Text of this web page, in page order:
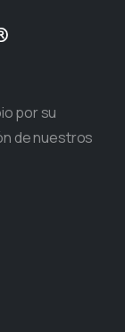
por su
de nuestros